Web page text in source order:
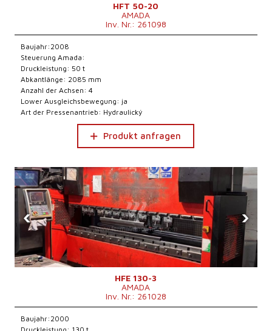
HFT 50-20
AMADA
Inv. Nr.: 261098
Baujahr:2008
Steuerung Amada:
Druckleistung: 50 t
Abkantlänge: 2085 mm
Anzahl der Achsen: 4
Lower Ausgleichsbewegung: ja
Art der Pressenantrieb: Hydraulický
Produkt anfragen
‹ ›
HFE 130-3
AMADA
Inv. Nr.: 261028
Baujahr:2000